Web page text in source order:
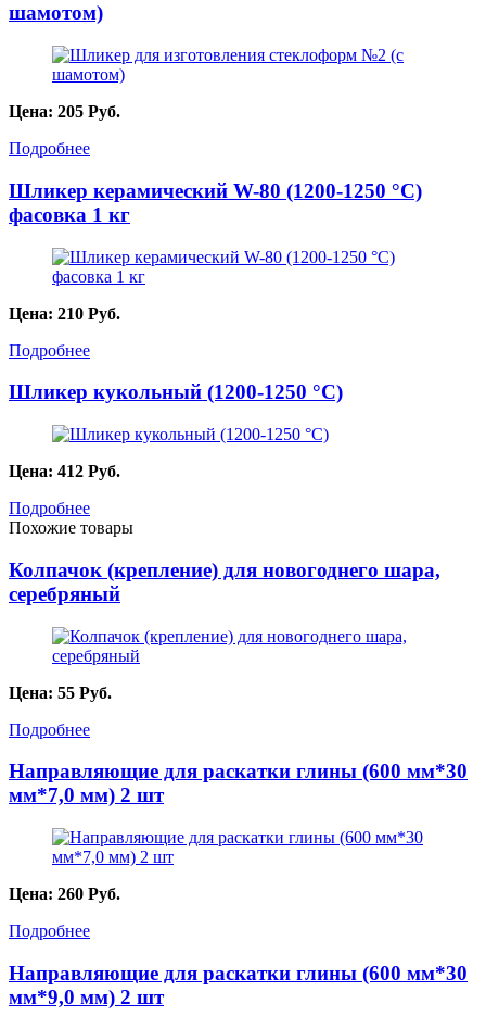
шамотом)
Цена: 205 Руб.
Подробнее
Шликер керамический W-80 (1200-1250 °C)
фасовка 1 кг
Цена: 210 Руб.
Подробнее
Шликер кукольный (1200-1250 °С)
Цена: 412 Руб.
Подробнее
Похожие товары
Колпачок (крепление) для новогоднего шара,
серебряный
Цена: 55 Руб.
Подробнее
Направляющие для раскатки глины (600 мм*30
мм*7,0 мм) 2 шт
Цена: 260 Руб.
Подробнее
Направляющие для раскатки глины (600 мм*30
мм*9,0 мм) 2 шт